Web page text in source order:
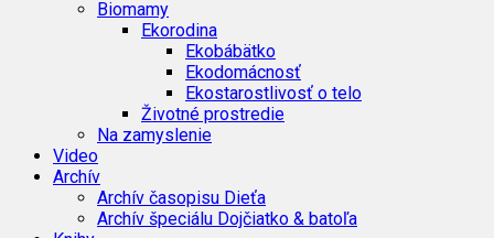
Biomamy
Ekorodina
Ekobábätko
Ekodomácnosť
Ekostarostlivosť o telo
Životné prostredie
Na zamyslenie
Video
Archív
Archív časopisu Dieťa
Archív špeciálu Dojčiatko & batoľa